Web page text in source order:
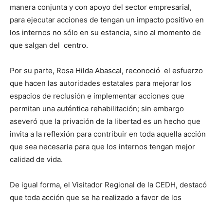
manera conjunta y con apoyo del sector empresarial,
para ejecutar acciones de tengan un impacto positivo en
los internos no sólo en su estancia, sino al momento de
que salgan del centro.
Por su parte, Rosa Hilda Abascal, reconoció el esfuerzo
que hacen las autoridades estatales para mejorar los
espacios de reclusión e implementar acciones que
permitan una auténtica rehabilitación; sin embargo
aseveró que la privación de la libertad es un hecho que
invita a la reflexión para contribuir en toda aquella acción
que sea necesaria para que los internos tengan mejor
calidad de vida.
De igual forma, el Visitador Regional de la CEDH, destacó
que toda acción que se ha realizado a favor de los